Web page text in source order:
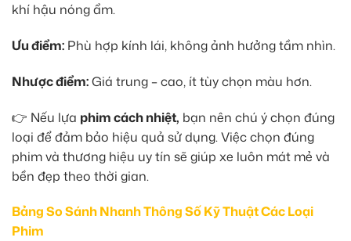
khí hậu nóng ẩm.
Ưu điểm: Phù hợp kính lái, không ảnh hưởng tầm nhìn.
Nhược điểm:Giá trung – cao, ít tùy chọn màu hơn.
👉 Nếu lựa phim cách nhiệt, bạn nên chú ý chọn đúng
loại để đảm bảo hiệu quả sử dụng. Việc chọn đúng
phim và thương hiệu uy tín sẽ giúp xe luôn mát mẻ và
bền đẹp theo thời gian.
Bảng So Sánh Nhanh Thông Số Kỹ Thuật Các Loại
Phim